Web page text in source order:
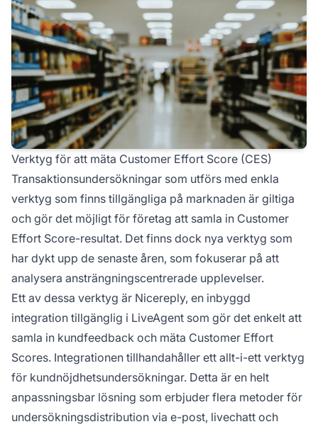
Verktyg för att mäta Customer Effort Score (CES)
Transaktionsundersökningar som utförs med enkla
verktyg som finns tillgängliga på marknaden är giltiga
och gör det möjligt för företag att samla in Customer
Effort Score-resultat. Det finns dock nya verktyg som
har dykt upp de senaste åren, som fokuserar på att
analysera ansträngningscentrerade upplevelser.
Ett av dessa verktyg är Nicereply, en inbyggd
integration tillgänglig i LiveAgent som gör det enkelt att
samla in kundfeedback och mäta Customer Effort
Scores. Integrationen tillhandahåller ett allt-i-ett verktyg
för kundnöjdhetsundersökningar. Detta är en helt
anpassningsbar lösning som erbjuder flera metoder för
undersökningsdistribution via e-post, livechatt och